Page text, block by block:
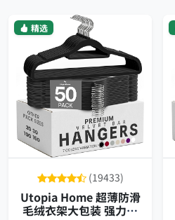
精选
(19433)
Utopia Home 超薄防滑
毛绒衣架大包装 强力承